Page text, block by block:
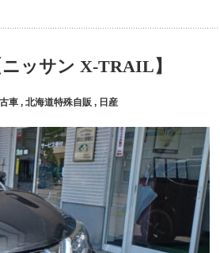
ッサン X-TRAIL】
車 , 北海道特殊自販 , 日産